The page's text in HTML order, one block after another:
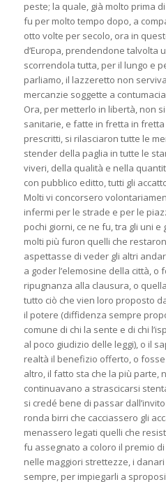
peste; la quale, già molto prima
fu per molto tempo dopo, a
otto volte per secolo, ora in
d’Europa, prendendone talvolta
scorrendola tutta, per il lungo e
parliamo, il lazzeretto non
mercanzie soggette a
Ora, per metterlo in libertà, non
sanitarie, e fatte in fretta in
prescritti, si rilasciaron tutte le
stender della paglia in tutte le
viveri, della qualità e nella
con pubblico editto, tutti gli
Molti vi concorsero
infermi per le strade e per le
pochi giorni, ce ne fu, tra gli uni e
molti più furon quelli che
aspettasse di veder gli altri
a goder l’elemosine della città, o
ripugnanza alla clausura, o
tutto ciò che vien loro proposto
il potere (diffidenza sempre
comune di chi la sente e di chi
al poco giudizio delle leggi), o il
realtà il benefizio offerto, o
altro, il fatto sta che la più parte,
continuavano a strascicarsi
si credé bene di passar
ronda birri che cacciassero gli
menassero legati quelli che
fu assegnato a coloro il premio
nelle maggiori strettezze, i
sempre, per impiegarli a